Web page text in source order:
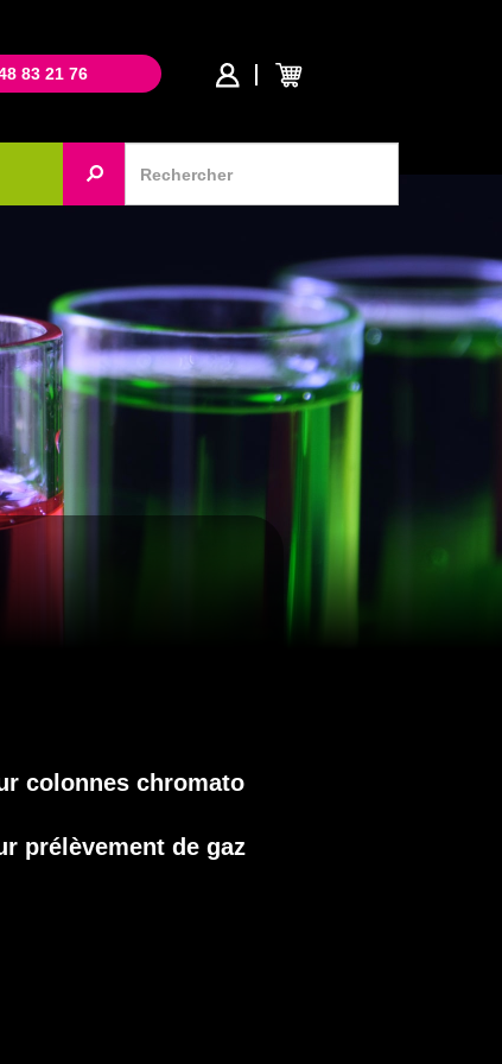
83 21 76
colonnes chromato
prélèvement de gaz